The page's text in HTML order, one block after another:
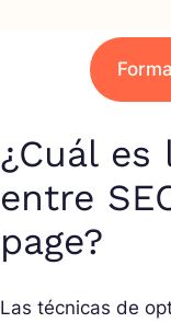
¿Cuál es
entre
page?
Las técnicas de